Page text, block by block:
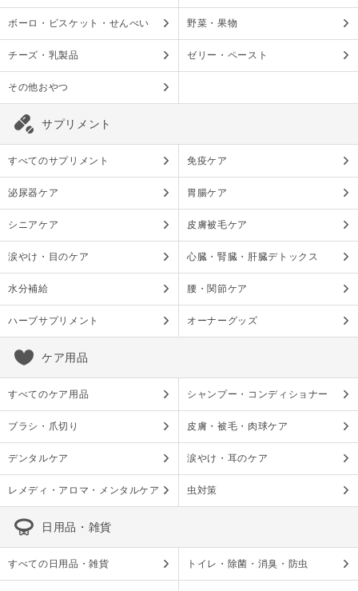
ボーロ・ビスケット・せんべい 野菜・果物
チーズ・乳製品 ゼリー・ペースト
その他おやつ
サプリメント
すべてのサプリメント 免疫ケア
泌尿器ケア 胃腸ケア
シニアケア 皮膚被毛ケア
涙やけ・目のケア 心臓・腎臓・肝臓デトックス
水分補給 腰・関節ケア
ハーブサプリメント オーナーグッズ
ケア用品
すべてのケア用品 シャンプー・コンディショナー
ブラシ・爪切り 皮膚・被毛・肉球ケア
デンタルケア 涙やけ・耳のケア
レメディ・アロマ・メンタルケア 虫対策
日用品・雑貨
すべての日用品・雑貨 トイレ・除菌・消臭・防虫